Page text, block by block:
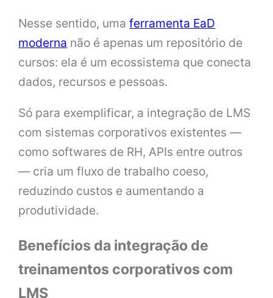
Nesse sentido, umaferramenta EaD
moderna não é apenas um repositório de
cursos: ela é um ecossistema que conecta
dados, recursos e pessoas.
Só para exemplificar, a integração de LMS
com sistemas corporativos existentes —
como softwares de RH, APIs entre outros
— cria um fluxo de trabalho coeso,
reduzindo custos e aumentando a
produtividade.
Benefícios da integração de
treinamentos corporativos com
LMS